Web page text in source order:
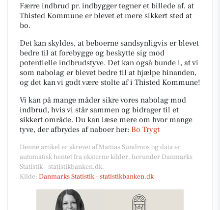
Færre indbrud pr. indbygger tegner et billede af, at
Thisted Kommune er blevet et mere sikkert sted at
bo.
Det kan skyldes, at beboerne sandsynligvis er blevet
bedre til at forebygge og beskytte sig mod
potentielle indbrudstyve. Det kan også bunde i, at vi
som nabolag er blevet bedre til at hjælpe hinanden,
og det kan vi godt være stolte af i Thisted Kommune!
Vi kan på mange måder sikre vores nabolag mod
indbrud, hvis vi står sammen og bidrager til et
sikkert område. Du kan læse mere om hvor mange
tyve, der afbrydes af naboer her: Bo Trygt
Denne artikel er skrevet af Mattias Sundroos og data er
automatisk hentet fra eksterne kilder, herunder Danmarks
Statistik - statistikbanken.dk.
Kilde: Danmarks Statistik - statistikbanken.dk